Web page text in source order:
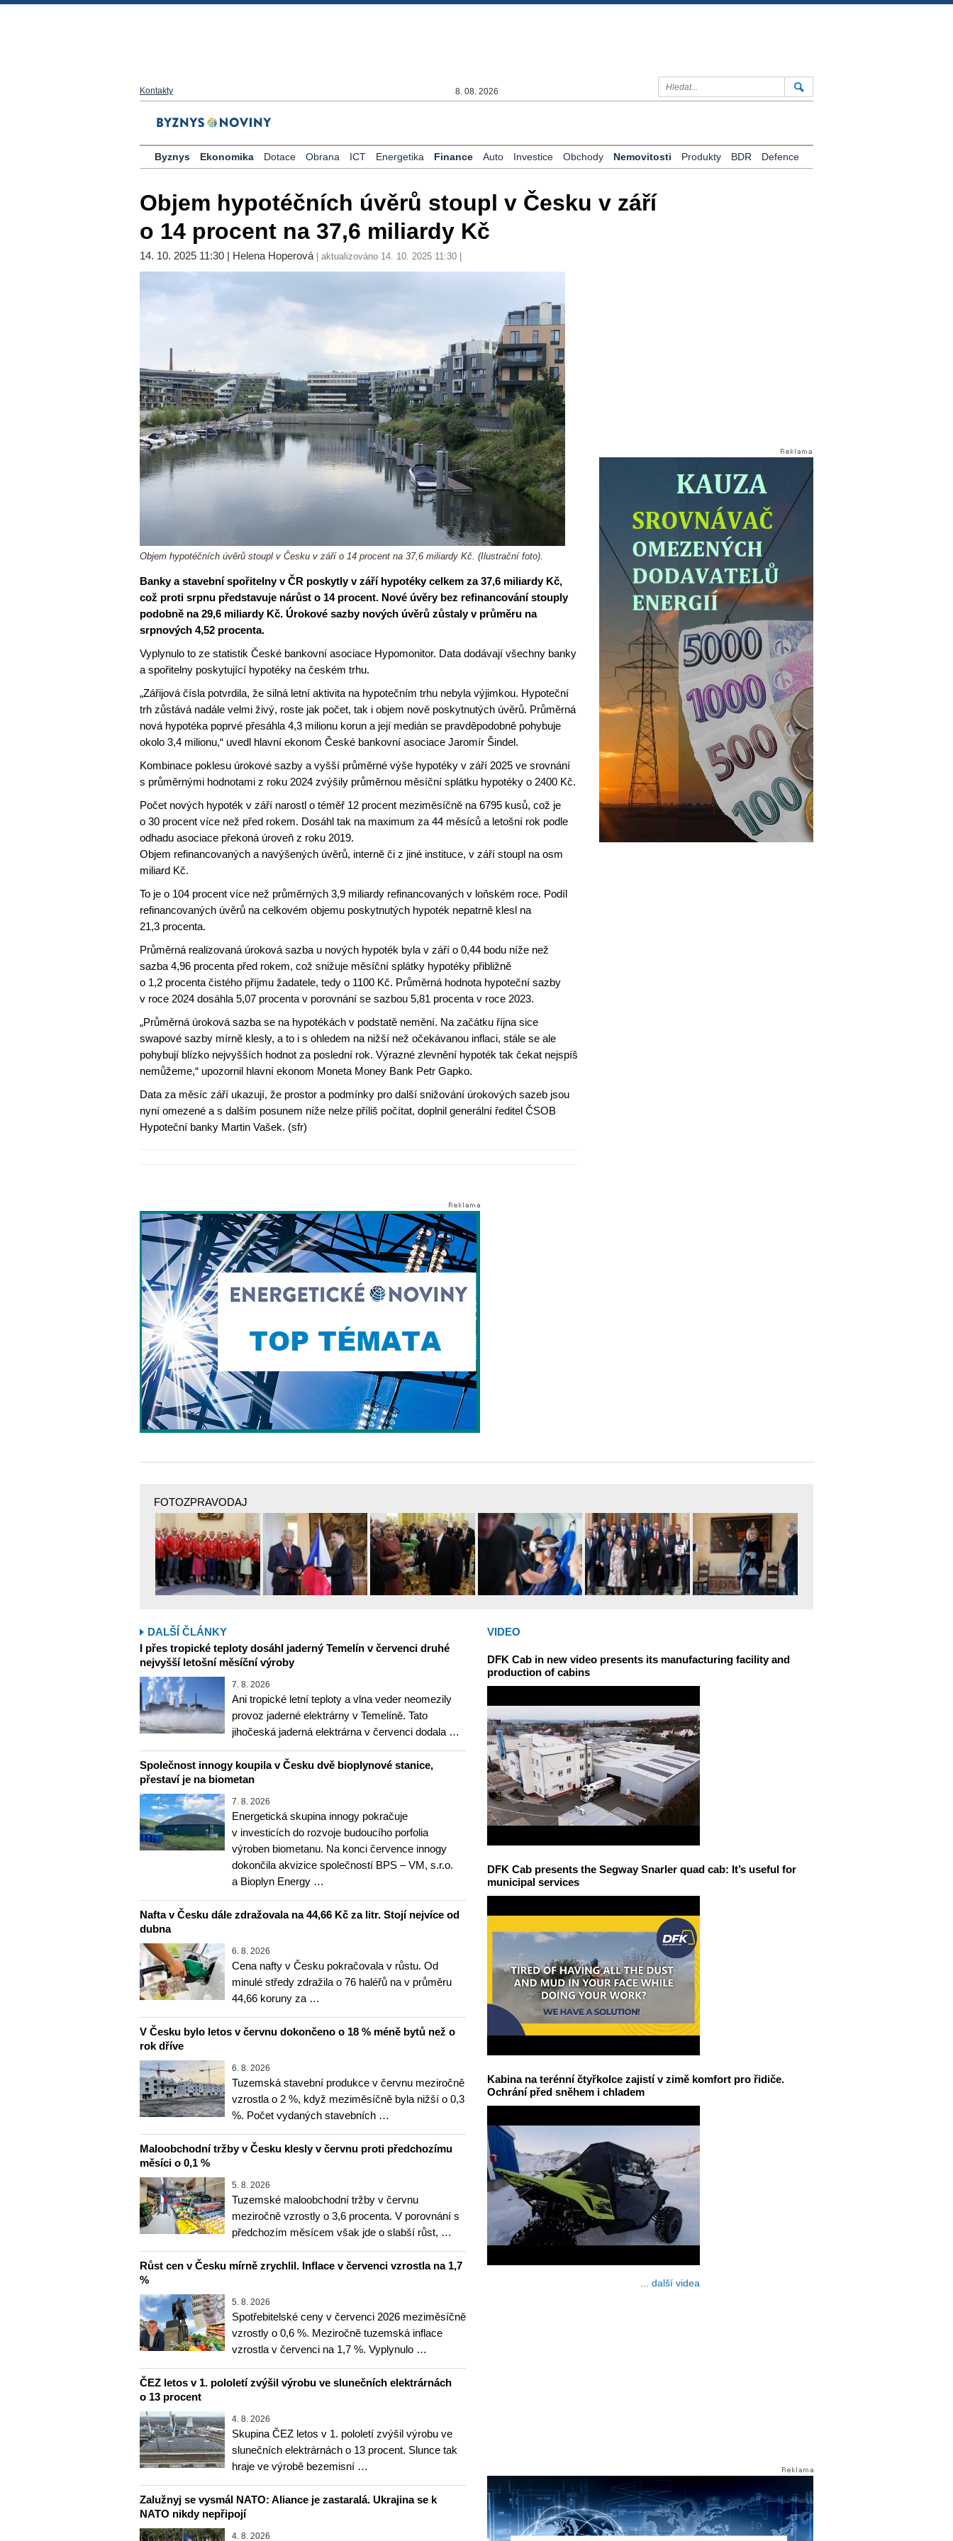
Kontakty 8. 08. 2026
Byznys Ekonomika Dotace Obrana ICT Energetika Finance Auto Investice Obchody Nemovitosti Produkty BDR Defence
Objem hypotéčních úvěrů stoupl v Česku v září
o 14 procent na 37,6 miliardy Kč
14. 10. 2025 11:30 | Helena Hoperová| aktualizováno 14. 10. 2025 11:30 |
Objem hypotéčních úvěrů stoupl v Česku v září o 14 procent na 37,6 miliardy Kč. (Ilustrační foto).
Banky a stavební spořitelny v ČR poskytly v září hypotéky celkem za 37,6 miliardy Kč,
což proti srpnu představuje nárůst o 14 procent. Nové úvěry bez refinancování stouply
podobně na 29,6 miliardy Kč. Úrokové sazby nových úvěrů zůstaly v průměru na
srpnových 4,52 procenta.
Vyplynulo to ze statistik České bankovní asociace Hypomonitor. Data dodávají všechny banky
a spořitelny poskytující hypotéky na českém trhu.
„Zářijová čísla potvrdila, že silná letní aktivita na hypotečním trhu nebyla výjimkou. Hypoteční
trh zůstává nadále velmi živý, roste jak počet, tak i objem nově poskytnutých úvěrů. Průměrná
nová hypotéka poprvé přesáhla 4,3 milionu korun a její medián se pravděpodobně pohybuje
okolo 3,4 milionu,“ uvedl hlavní ekonom České bankovní asociace Jaromír Šindel.
Kombinace poklesu úrokové sazby a vyšší průměrné výše hypotéky v září 2025 ve srovnání
s průměrnými hodnotami z roku 2024 zvýšily průměrnou měsíční splátku hypotéky o 2400 Kč.
Počet nových hypoték v září narostl o téměř 12 procent meziměsíčně na 6795 kusů, což je
o 30 procent více než před rokem. Dosáhl tak na maximum za 44 měsíců a letošní rok podle
odhadu asociace překoná úroveň z roku 2019.
Objem refinancovaných a navýšených úvěrů, interně či z jiné instituce, v září stoupl na osm
miliard Kč.
To je o 104 procent více než průměrných 3,9 miliardy refinancovaných v loňském roce. Podíl
refinancovaných úvěrů na celkovém objemu poskytnutých hypoték nepatrně klesl na
21,3 procenta.
Průměrná realizovaná úroková sazba u nových hypoték byla v září o 0,44 bodu níže než
sazba 4,96 procenta před rokem, což snižuje měsíční splátky hypotéky přibližně
o 1,2 procenta čistého příjmu žadatele, tedy o 1100 Kč. Průměrná hodnota hypoteční sazby
v roce 2024 dosáhla 5,07 procenta v porovnání se sazbou 5,81 procenta v roce 2023.
„Průměrná úroková sazba se na hypotékách v podstatě nemění. Na začátku října sice
swapové sazby mírně klesly, a to i s ohledem na nižší než očekávanou inflaci, stále se ale
pohybují blízko nejvyšších hodnot za poslední rok. Výrazné zlevnění hypoték tak čekat nejspíš
nemůžeme,“ upozornil hlavní ekonom Moneta Money Bank Petr Gapko.
Data za měsíc září ukazují, že prostor a podmínky pro další snižování úrokových sazeb jsou
nyní omezené a s dalším posunem níže nelze příliš počítat, doplnil generální ředitel ČSOB
Hypoteční banky Martin Vašek. (sfr)
FOTOZPRAVODAJ
DALŠÍ ČLÁNKY
I přes tropické teploty dosáhl jaderný Temelín v červenci druhé
nejvyšší letošní měsíční výroby
7. 8. 2026
Ani tropické letní teploty a vlna veder neomezily
provoz jaderné elektrárny v Temelíně. Tato
jihočeská jaderná elektrárna v červenci dodala …
Společnost innogy koupila v Česku dvě bioplynové stanice,
přestaví je na biometan
7. 8. 2026
Energetická skupina innogy pokračuje
v investicích do rozvoje budoucího porfolia
výroben biometanu. Na konci července innogy
dokončila akvizice společností BPS – VM, s.r.o.
a Bioplyn Energy …
Nafta v Česku dále zdražovala na 44,66 Kč za litr. Stojí nejvíce od
dubna
6. 8. 2026
Cena nafty v Česku pokračovala v růstu. Od
minulé středy zdražila o 76 haléřů na v průměru
44,66 koruny za …
V Česku bylo letos v červnu dokončeno o 18 % méně bytů než o
rok dříve
6. 8. 2026
Tuzemská stavební produkce v červnu meziročně
vzrostla o 2 %, když meziměsíčně byla nižší o 0,3
%. Počet vydaných stavebních …
Maloobchodní tržby v Česku klesly v červnu proti předchozímu
měsíci o 0,1 %
5. 8. 2026
Tuzemské maloobchodní tržby v červnu
meziročně vzrostly o 3,6 procenta. V porovnání s
předchozím měsícem však jde o slabší růst, …
Růst cen v Česku mírně zrychlil. Inflace v červenci vzrostla na 1,7
%
5. 8. 2026
Spotřebitelské ceny v červenci 2026 meziměsíčně
vzrostly o 0,6 %. Meziročně tuzemská inflace
vzrostla v červenci na 1,7 %. Vyplynulo …
ČEZ letos v 1. pololetí zvýšil výrobu ve slunečních elektrárnách
o 13 procent
4. 8. 2026
Skupina ČEZ letos v 1. pololetí zvýšil výrobu ve
slunečních elektrárnách o 13 procent. Slunce tak
hraje ve výrobě bezemisní …
Zalužnyj se vysmál NATO: Aliance je zastaralá. Ukrajina se k
NATO nikdy nepřipojí
4. 8. 2026
VIDEO
DFK Cab in new video presents its manufacturing facility and
production of cabins
DFK Cab presents the Segway Snarler quad cab: It’s useful for
municipal services
Kabina na terénní čtyřkolce zajistí v zimě komfort pro řidiče.
Ochrání před sněhem i chladem
... další videa